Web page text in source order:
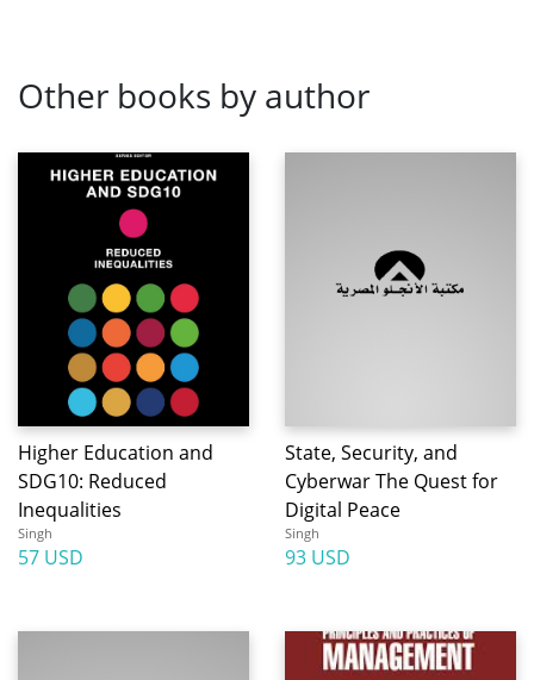
Other books by author
Higher Education and
SDG10: Reduced
Inequalities
Singh
57 USD
State, Security, and
Cyberwar The Quest for
Digital Peace
Singh
93 USD